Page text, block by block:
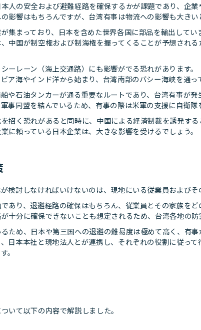
人の安全および避難経路を確保するかが課題であり、企業
影響はもちろんですが、台湾有事は物流への影響も大きい
集まっており、日本を含めた世界各国に部品を輸出してい
中国が制空権および制海権を握ってくることが予想され
ーレーン（海上交通路）にも影響がでる恐れがあります。
ア海やインド洋から始まり、台湾南部のバシー海峡を通っ
や石油タンカーが通る重要なルートであり、台湾有事が
事同盟を結んでいるため、有事の際は米軍の支援に自衛隊
招く恐れがあると同時に、中国による経済制裁を誘発する
に頼っている日本企業は、大きな影響を受けるでしょう。
検討しなければいけないのは、現地にいる従業員およびそ
あり、退避経路の確保はもちろん、従業員とその家族を
十分に確保できないことも想定されるため、台湾各地の防
ため、日本や第三国への退避の難易度は極めて高く、有
日本本社と現地法人とが連携し、それぞれの役割に従っ
。
いて以下の内容で解説しました。